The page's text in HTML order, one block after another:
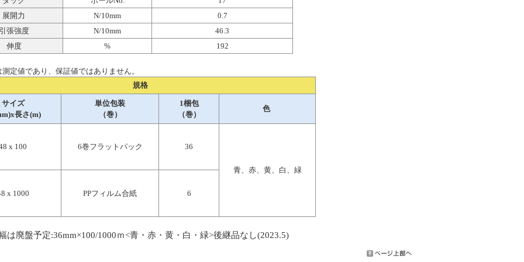
展開力
N/10mm
0.7
引張強度
N/10mm
46.3
伸度
% 192
定値であり、保証値ではありません。
規格
サイズ
長さ(m)
単位包装
（巻）
1梱包
（巻）
色
x 100 6巻フラットパック 36
青、赤、黄、白、緑
x 1000 PPフィルム合紙 6
は廃盤予定:36mm×100/1000ｍ<青 ・赤・黄・白・緑>後継品なし(2023.5)